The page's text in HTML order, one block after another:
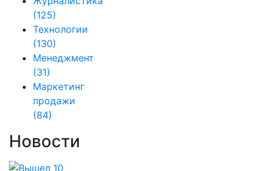
(125)
Технологии
(130)
Менеджмент
(31)
Маркетинг
продажи
(84)
Новости